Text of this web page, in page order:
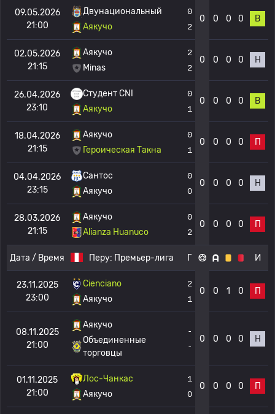
09.05.2026
21:00
Двунациональный
Аякучо
0
2
0 0 0 0 В
02.05.2026
21:15
Аякучо
Minas
2
2
0 0 0 0 Н
26.04.2026
23:10
Студент CNI
Аякучо
0
1
0 0 0 0 В
18.04.2026
21:15
Аякучо
Героическая Такна
0
1
0 0 0 0 П
04.04.2026
23:15
Сантос
Аякучо
0
0
0 0 0 0 Н
28.03.2026
21:15
Аякучо
Alianza Huanuco
0
2
0 0 0 0 П
Дата / Время Перу: Премьер-лига Г И
23.11.2025
23:00
Cienciano
Аякучо
2
1
0 0 1 0 П
08.11.2025
21:00
Аякучо
Объединенные
торговцы
-
-
0 0 0 0 Н
01.11.2025
21:00
Лос-Чанкас
Аякучо
1
0
0 0 0 0 П